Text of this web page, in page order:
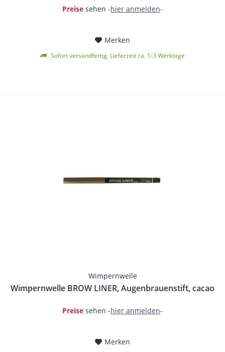
Preise sehen -hier anmelden-
Merken
Sofort versandfertig, Lieferzeit ca. 1-3 Werktage
Wimpernwelle
Wimpernwelle BROW LINER, Augenbrauenstift, cacao
Preise sehen -hier anmelden-
Merken